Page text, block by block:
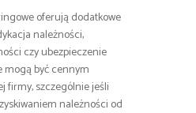
oferują dodatkowe
należności,
czy ubezpieczenie
mogą być cennym
firmy, szczególnie jeśli
należności od